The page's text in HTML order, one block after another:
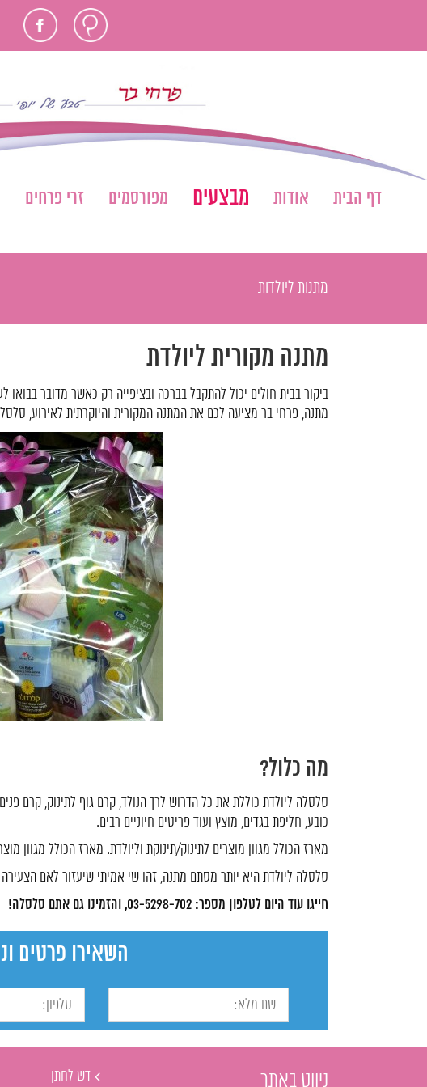
חוות
דעת
דף הבית אודות מבצעים מפורסמים זרי פרחים
מתנות ליולדות
מתנה מקורית ליולדת
ביקור בבית חולים יכול להתקבל בברכה ובציפייה רק כאשר מדובר
מתנה, פרחי בר מציעה לכם את המתנה המקורית והיוקרתית לאירוע,
מה כלול?
סלסלה ליולדת כוללת את כל הדרוש לרך הנולד, קרם גוף לתינוק, קרם פנים
כובע, חליפת בגדים, מוצץ ועוד פריטים חיוניים רבים.
מארז הכולל מגוון מוצרים לתינוק/תינוקת וליולדת. מארז הכולל מגוון
סלסלה ליולדת היא יותר מסתם מתנה, זהו שי אמיתי שיעזור לאם
חייגו עוד היום לטלפון מספר: 03-5298-702, והזמינו גם אתם סלסלה!
השאירו פרטים
ניווט באתר דש לחתן